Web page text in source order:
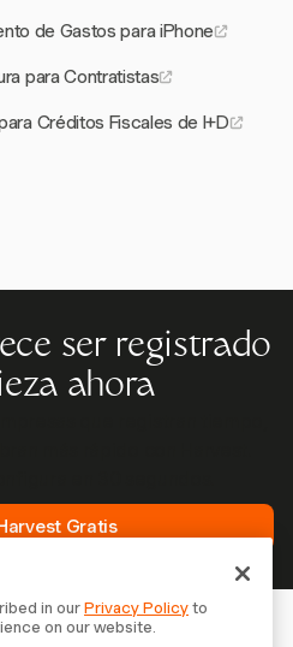
de Gastos para iPhone
para Contratistas
Créditos Fiscales de I+D
ser registrado
ahora
Gratis
in ourPrivacy Policyto
on our website.